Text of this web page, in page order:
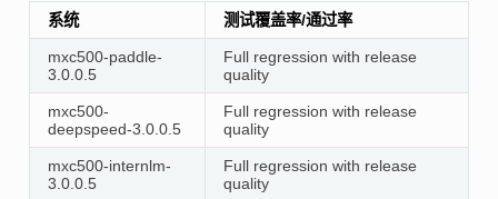
系统 测试覆盖率/通过率
mxc500-paddle-
3.0.0.5
Full regression with release
quality
mxc500-
deepspeed-3.0.0.5
Full regression with release
quality
mxc500-internlm-
3.0.0.5
Full regression with release
quality